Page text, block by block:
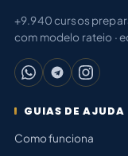
+9.940 cursos
com modelo rateio ·
GUIAS DE AJUDA
Como funciona